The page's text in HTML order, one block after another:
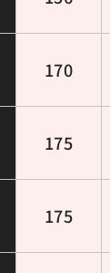
170
175
175